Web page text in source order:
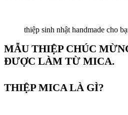
thiệp sinh nhật handmade cho
MẪU THIỆP CHÚC
ĐƯỢC LÀM TỪ MICA.
THIỆP MICA LÀ GÌ?